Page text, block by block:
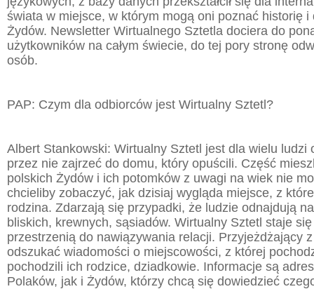
świata w miejsce, w którym mogą oni poznać historię
Żydów. Newsletter Wirtualnego Sztetla dociera do
użytkowników na całym świecie, do tej pory stronę
osób.
PAP: Czym dla odbiorców jest Wirtualny Sztetl?
Albert Stankowski: Wirtualny Sztetl jest dla wielu ludzi
przez nie zajrzeć do domu, który opuścili. Część
polskich Żydów i ich potomków z uwagi na wiek nie
chcieliby zobaczyć, jak dzisiaj wygląda miejsce, z
rodzina. Zdarzają się przypadki, że ludzie odnajdują
bliskich, krewnych, sąsiadów. Wirtualny Sztetl staje
przestrzenią do nawiązywania relacji. Przyjeżdżający
odszukać wiadomości o miejscowości, z której
pochodzili ich rodzice, dziadkowie. Informacje są
Polaków, jak i Żydów, którzy chcą się dowiedzieć